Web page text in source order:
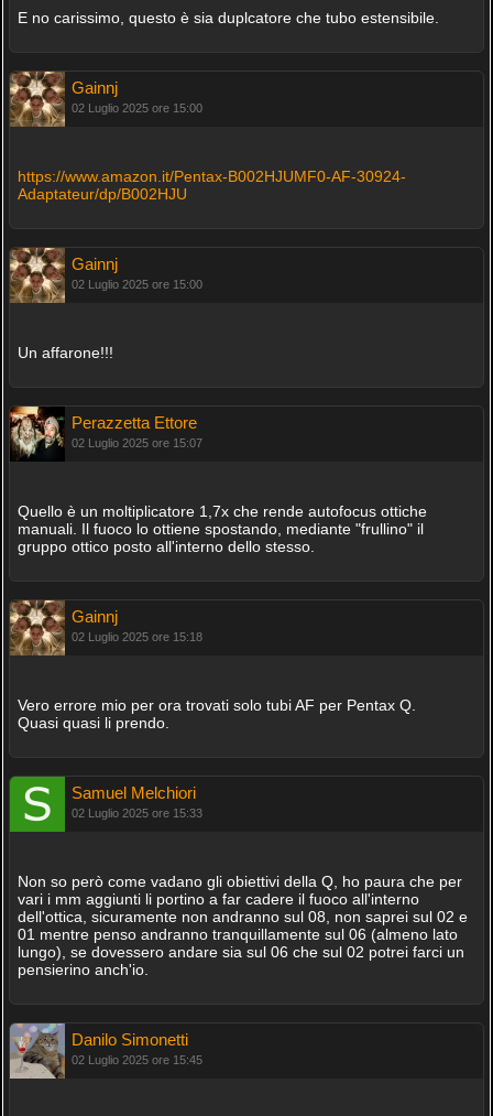
E no carissimo, questo è sia duplcatore che tubo estensibile.
Gainnj
02 Luglio 2025 ore 15:00
https://www.amazon.it/Pentax-B002HJUMF0-AF-30924-
Adaptateur/dp/B002HJU
Gainnj
02 Luglio 2025 ore 15:00
Un affarone!!!
Perazzetta Ettore
02 Luglio 2025 ore 15:07
Quello è un moltiplicatore 1,7x che rende autofocus ottiche
manuali. Il fuoco lo ottiene spostando, mediante "frullino" il
gruppo ottico posto all'interno dello stesso.
Gainnj
02 Luglio 2025 ore 15:18
Vero errore mio per ora trovati solo tubi AF per Pentax Q.
Quasi quasi li prendo.
Samuel Melchiori
02 Luglio 2025 ore 15:33
Non so però come vadano gli obiettivi della Q, ho paura che per
vari i mm aggiunti li portino a far cadere il fuoco all'interno
dell'ottica, sicuramente non andranno sul 08, non saprei sul 02 e
01 mentre penso andranno tranquillamente sul 06 (almeno lato
lungo), se dovessero andare sia sul 06 che sul 02 potrei farci un
pensierino anch'io.
Danilo Simonetti
02 Luglio 2025 ore 15:45